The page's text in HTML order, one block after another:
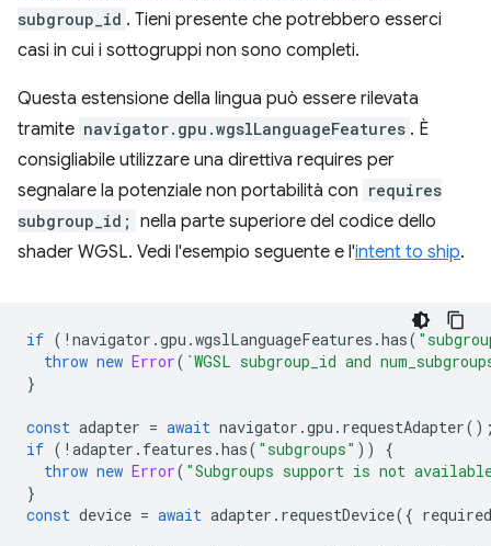
subgroup_id . Tieni presente che potrebbero esserci
casi in cui i sottogruppi non sono completi.
Questa estensione della lingua può essere rilevata
tramite navigator.gpu.wgslLanguageFeatures . È
consigliabile utilizzare una direttiva requires per
segnalare la potenziale non portabilità con requires
subgroup_id; nella parte superiore del codice dello
shader WGSL. Vedi l'esempio seguente e l'intent to ship.
if ( ! navigator .gpu .wgslLanguageFeatures .has(
throw new Error( `WGSL subgroup_id and
}
const adapter = await navigator .gpu . requestAdapter
if ( ! adapter . features .has( "subgroups" ))
{
throw new Error( "Subgroups support is not
}
const device = await adapter . requestDevice({